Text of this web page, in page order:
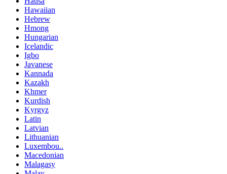
Hawaiian
Hebrew
Hmong
Hungarian
Icelandic
Igbo
Javanese
Kannada
Kazakh
Khmer
Kurdish
Kyrgyz
Latin
Latvian
Lithuanian
Luxembou..
Macedonian
Malagasy